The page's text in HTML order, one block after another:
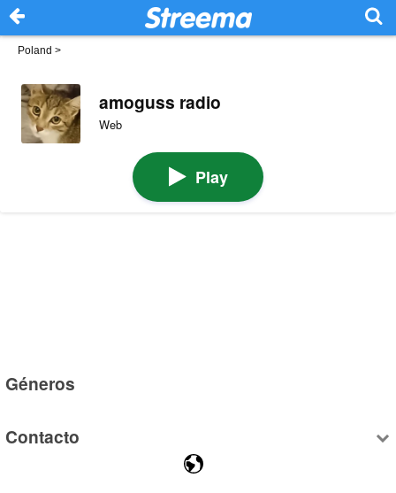
Poland >
amoguss radio
Web
Play
Géneros
Contacto